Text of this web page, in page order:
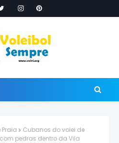
Cubanos do volei de
pedras dentro da Vila